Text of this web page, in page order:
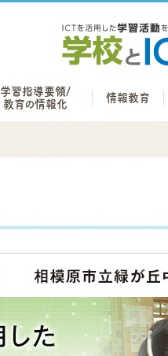
学習指導要領/
教育の情報化
情報教育